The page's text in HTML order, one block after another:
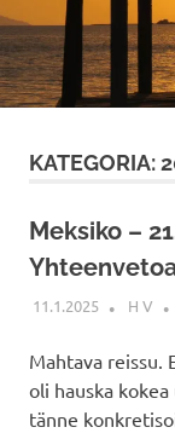
KATEGORIA:
Meksiko –
11.1.2025 H V
Mahtava reissu.
oli hauska
tänne